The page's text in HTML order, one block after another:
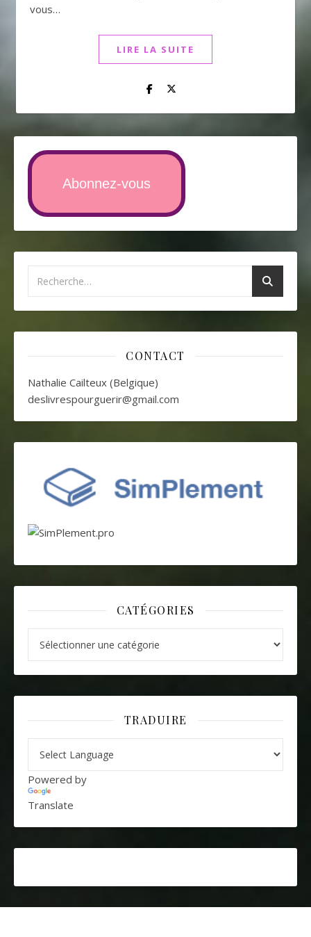
vous…
LIRE LA SUITE
Abonnez-vous
CONTACT
Nathalie Cailteux (Belgique)
deslivrespourguerir@gmail.com
CATÉGORIES
TRADUIRE
Powered by
Translate